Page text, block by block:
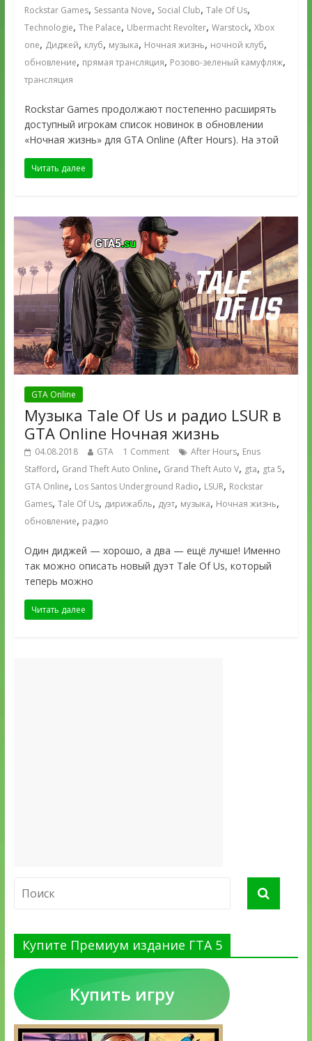
Rockstar Games, Sessanta Nove, Social Club, Tale Of Us,
Technologie, The Palace, Ubermacht Revolter, Warstock, Xbox
one, Диджей, клуб, музыка, Ночная жизнь, ночной клуб,
обновление, прямая трансляция, Розово-зеленый камуфляж,
трансляция
Rockstar Games продолжают постепенно расширять
доступный игрокам список новинок в обновлении
«Ночная жизнь» для GTA Online (After Hours). На этой
Читать далее
GTA Online
Музыка Tale Of Us и радио LSUR в
GTA Online Ночная жизнь
04.08.2018 GTA 1 Comment After Hours, Enus
Stafford, Grand Theft Auto Online, Grand Theft Auto V, gta, gta 5,
GTA Online, Los Santos Underground Radio, LSUR, Rockstar
Games, Tale Of Us, дирижабль, дуэт, музыка, Ночная жизнь,
обновление, радио
Один диджей — хорошо, а два — ещё лучше! Именно
так можно описать новый дуэт Tale Of Us, который
теперь можно
Читать далее
Купите Премиум издание ГТА 5
Купить игру